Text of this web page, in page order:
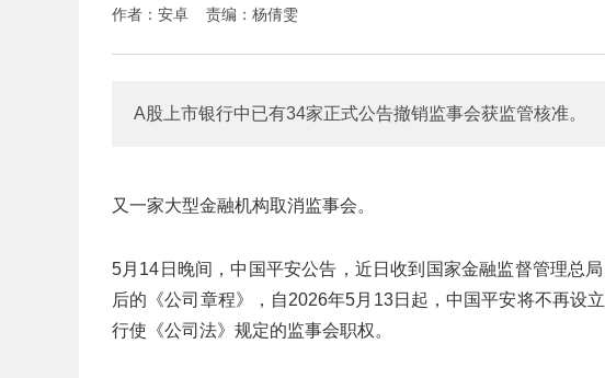
作者：安卓 责编：杨倩雯
A股上市银行中已有34家正式公告撤销监事会获监管核准。
又一家大型金融机构取消监事会。
5月14日晚间，中国平安公告，近日收到国家金融监督管理总
后的《公司章程》，自2026年5月13日起，中国平安将不再设
行使《公司法》规定的监事会职权。